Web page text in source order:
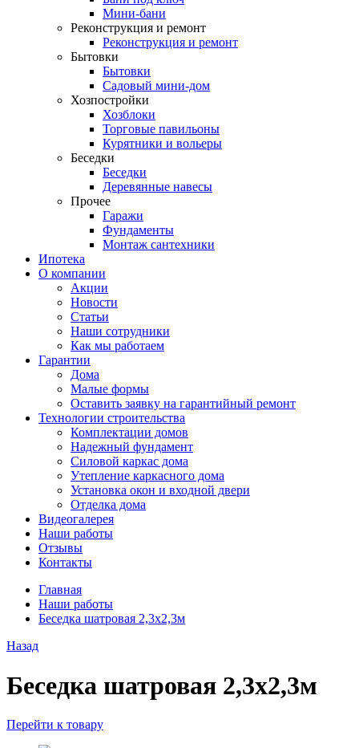
Мини-бани
Реконструкция и ремонт
Реконструкция и ремонт
Бытовки
Бытовки
Садовый мини-дом
Хозпостройки
Хозблоки
Торговые павильоны
Курятники и вольеры
Беседки
Беседки
Деревянные навесы
Прочее
Гаражи
Фундаменты
Монтаж сантехники
Ипотека
О компании
Акции
Новости
Статьи
Наши сотрудники
Как мы работаем
Гарантии
Дома
Малые формы
Оставить заявку на гарантийный ремонт
Технологии строительства
Комплектации домов
Надежный фундамент
Силовой каркас дома
Утепление каркасного дома
Установка окон и входной двери
Отделка дома
Видеогалерея
Наши работы
Отзывы
Контакты
Главная
Наши работы
Беседка шатровая 2,3х2,3м
Назад
Беседка шатровая 2,3х2,3м
Перейти к товару